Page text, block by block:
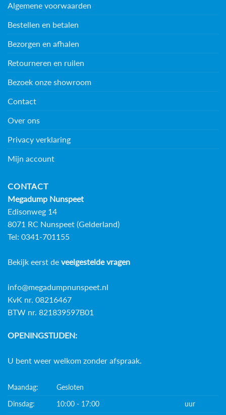
Algemene voorwaarden
Bestellen en betalen
Bezorgen en afhalen
Retourneren en ruilen
Bezoek onze showroom
Contact
Over ons
Privacy verklaring
Mijn account
CONTACT
Megadump Nunspeet
Edisonweg 14
8071 RC Nunspeet (Gelderland)
Tel: 0341-701155
Bekijk eerst de veelgestelde vragen
info@megadumpnunspeet.nl
KvK nr. 08216467
BTW nr. 821839597B01
OPENINGSTIJDEN:
U bent weer welkom zonder afspraak.
Maandag:
Gesloten
Dinsdag:
10:00 - 17:00 uur